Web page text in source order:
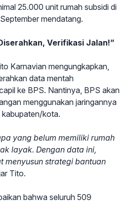
25.000 unit rumah subsidi di
mendatang.
Verifikasi Jalan!”
Karnavian mengungkapkan,
data mentah
ke BPS. Nantinya, BPS akan
menggunakan jaringannya
kabupaten/kota.
yang belum memiliki rumah
layak. Dengan data ini,
menyusun strategi bantuan
Tito.
bahwa seluruh 509